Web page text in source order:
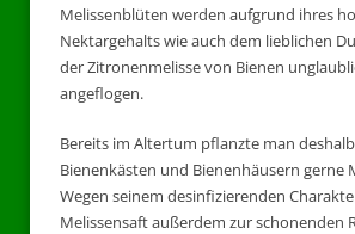
Melissenblüten werden aufgrund ihres
Nektargehalts wie auch dem lieblichen
der Zitronenmelisse von Bienen
angeflogen.
Bereits im Altertum pflanzte man
Bienenkästen und Bienenhäusern gerne
Wegen seinem desinfizierenden
Melissensaft außerdem zur schonenden